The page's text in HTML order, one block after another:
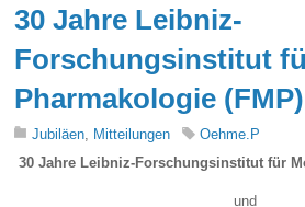
30 Jahre Leibniz-
Forschungsinstitut
Pharmakologie (FMP)
Jubiläen, Mitteilungen
Oehme.P
30 Jahre Leibniz-Forschungsinstitut für
und